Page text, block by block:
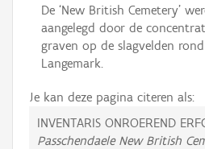
De ‘New British Cemetery’
aangelegd door de
graven op de slagvelden rond
Langemark.
Je kan deze pagina citeren als:
INVENTARIS ONROEREND
Passchendaele New British